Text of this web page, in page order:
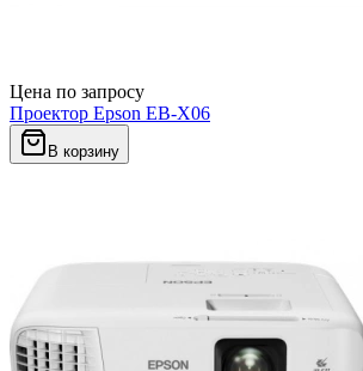
Цена по запросу
Проектор Epson EB-X06
В корзину